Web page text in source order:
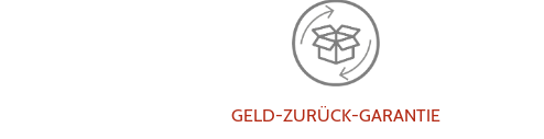
GELD-ZURÜCK-GARANTIE